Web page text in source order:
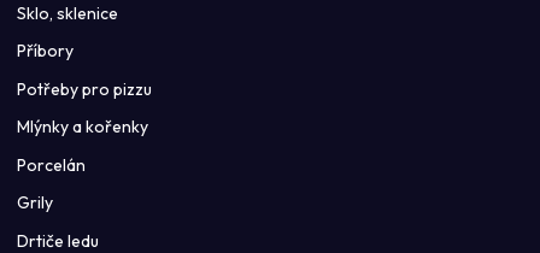
Sklo, sklenice
Příbory
Potřeby pro pizzu
Mlýnky a kořenky
Porcelán
Grily
Drtiče ledu